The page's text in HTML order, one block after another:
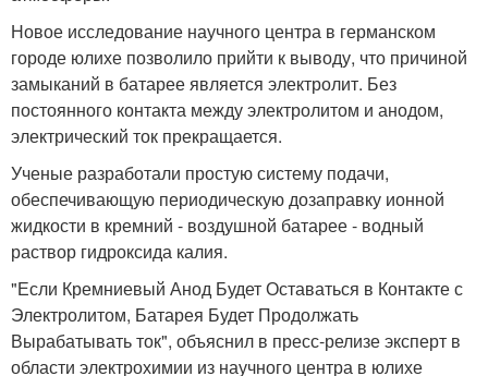
Новое исследование научного центра в германском
городе юлихе позволило прийти к выводу, что причиной
замыканий в батарее является электролит. Без
постоянного контакта между электролитом и анодом,
электрический ток прекращается.
Ученые разработали простую систему подачи,
обеспечивающую периодическую дозаправку ионной
жидкости в кремний - воздушной батарее - водный
раствор гидроксида калия.
"Если Кремниевый Анод Будет Оставаться в Контакте с
Электролитом, Батарея Будет Продолжать
Вырабатывать ток", объяснил в пресс-релизе эксперт в
области электрохимии из научного центра в юлихе